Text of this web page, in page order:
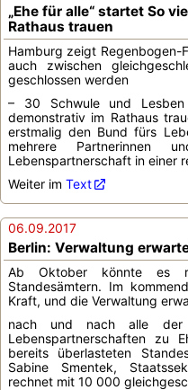
„Ehe für alle“ startet So
Rathaus trauen
Hamburg zeigt Regenbogen-
auch zwischen
geschlossen werden
– 30 Schwule und
demonstrativ im Rathaus
erstmalig den Bund fürs
mehrere Partnerinnen
Lebenspartnerschaft in einer
Weiter im Text
06.09.2017
Berlin: Verwaltung
Ab Oktober könnte es
Standesämtern. Im
Kraft, und die Verwaltung
nach und nach alle der
Lebenspartnerschaften zu
bereits überlasteten
Sabine Smentek,
rechnet mit 10 000